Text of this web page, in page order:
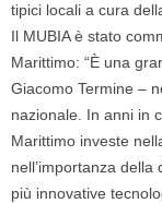
tipici locali a cura
Il MUBIA è stato
Marittimo: “È una
Giacomo Termine –
nazionale. In anni in
Marittimo investe
nell’importanza
più innovative